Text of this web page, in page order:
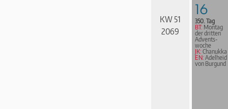
KW 51
2069
16
350. Tag
BT: Montag
der dritten
Advents­
woche
JK: Chanukka
EN: Adelheid
von Burgund